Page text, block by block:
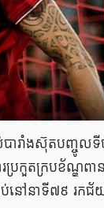
ស់​បារាំង​ស៊ុត​​បញ្
ប្រកួតក្រប​ខ័ណ្ឌ
នាទី៧៩ រកជ័យ